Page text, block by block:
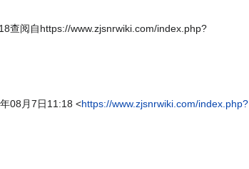
查阅自https://www.zjsnrwiki.com/index.php?
08月7日11:18 <https://www.zjsnrwiki.com/index.php?